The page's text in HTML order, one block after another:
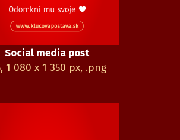
Social media post
1 080 x 1 350 px, .png